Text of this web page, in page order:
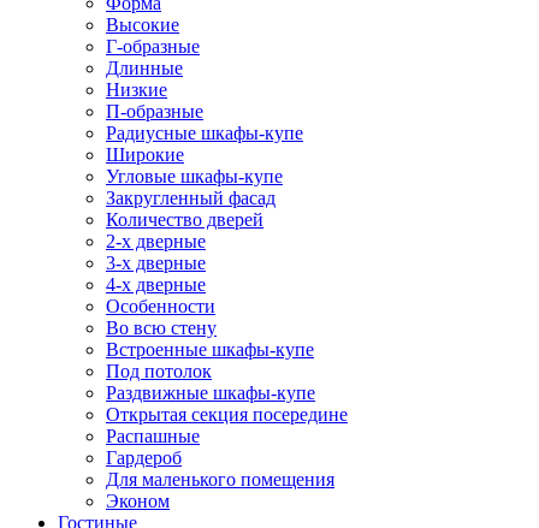
Высокие
Г-образные
Длинные
Низкие
П-образные
Радиусные шкафы-купе
Широкие
Угловые шкафы-купе
Закругленный фасад
Количество дверей
2-х дверные
3-х дверные
4-х дверные
Особенности
Во всю стену
Встроенные шкафы-купе
Под потолок
Раздвижные шкафы-купе
Открытая секция посередине
Распашные
Гардероб
Для маленького помещения
Эконом
Гостиные